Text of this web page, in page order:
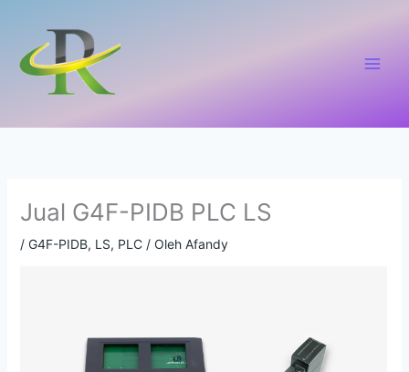
konten
Jual G4F-PIDB PLC LS
/ G4F-PIDB, LS, PLC/ Oleh Afandy